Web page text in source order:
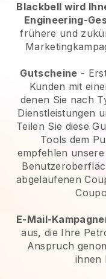
Blackbell wird
Engineering-
frühere und
Gutscheine -
Kunden mit
denen Sie nach
Dienstleistungen
Teilen Sie diese
Tools dem
empfehlen
abgelaufenen
E-Mail-
aus, die Ihre
Anspruch
ihnen